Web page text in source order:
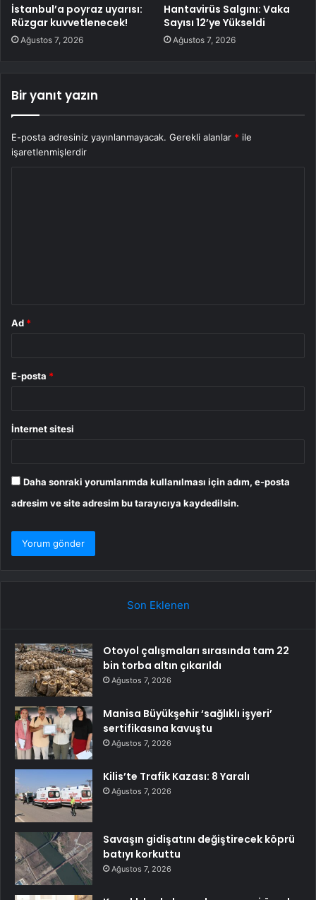
İstanbul’a poyraz uyarısı:
Rüzgar kuvvetlenecek!
Ağustos 7, 2026
Hantavirüs Salgını: Vaka
Sayısı 12’ye Yükseldi
Ağustos 7, 2026
Bir yanıt yazın
E-posta adresiniz yayınlanmayacak. Gerekli alanlar * ile
işaretlenmişlerdir
Ad *
E-posta *
İnternet sitesi
Daha sonraki yorumlarımda kullanılması için adım, e-posta
adresim ve site adresim bu tarayıcıya kaydedilsin.
Son Eklenen
Otoyol çalışmaları sırasında tam 22
bin torba altın çıkarıldı
Ağustos 7, 2026
Manisa Büyükşehir ‘sağlıklı işyeri’
sertifikasına kavuştu
Ağustos 7, 2026
Kilis’te Trafik Kazası: 8 Yaralı
Ağustos 7, 2026
Savaşın gidişatını değiştirecek köprü
batıyı korkuttu
Ağustos 7, 2026